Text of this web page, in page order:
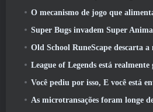
O mecanismo de jogo que alimenta o universo de fragmentos
Super Bugs invadem Super Animal Royale
Old School RuneScape descarta a missão do Grande Mestre ‘The Blood
League of Legends está realmente
Você pediu por isso, E você está entendendo. Guildas
As microtransações foram longe